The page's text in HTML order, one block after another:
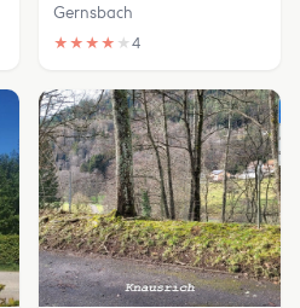
Gernsbach
★ ★ ★ ★ ★ 4